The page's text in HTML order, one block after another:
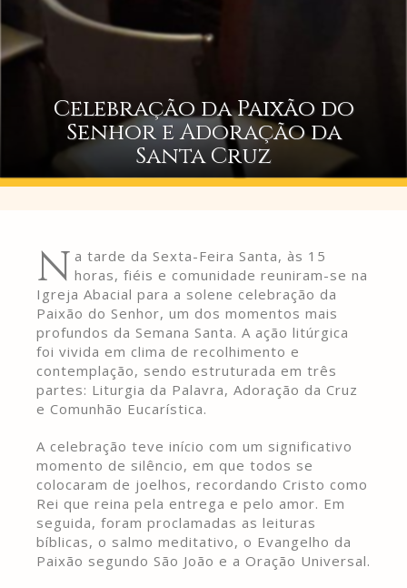
Celebração da Paixão do
Senhor e Adoração da
Santa Cruz
N a tarde da Sexta-Feira Santa, às 15
horas, fiéis e comunidade reuniram-se na
Igreja Abacial para a solene celebração da
Paixão do Senhor, um dos momentos mais
profundos da Semana Santa. A ação litúrgica
foi vivida em clima de recolhimento e
contemplação, sendo estruturada em três
partes: Liturgia da Palavra, Adoração da Cruz
e Comunhão Eucarística.
A celebração teve início com um significativo
momento de silêncio, em que todos se
colocaram de joelhos, recordando Cristo como
Rei que reina pela entrega e pelo amor. Em
seguida, foram proclamadas as leituras
bíblicas, o salmo meditativo, o Evangelho da
Paixão segundo São João e a Oração Universal.